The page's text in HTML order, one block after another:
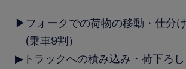
▶フォークでの荷物の移動・仕分け
(乗車9割）
▶トラックへの積み込み・荷下ろし